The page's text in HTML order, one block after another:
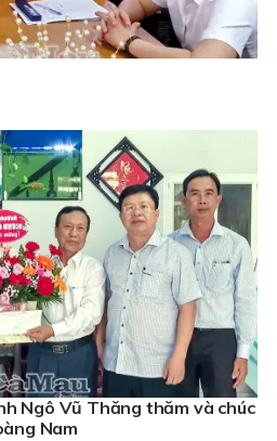
Ngô Vũ Thăng thăm và chúc
Nam